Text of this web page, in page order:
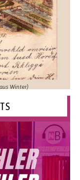
Winter)